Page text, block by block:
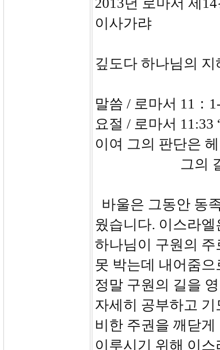
이사가랴
깊도다 하나님의 지
말씀 / 로마서 11：
요절 / 로마서
이여 그의 판
그의 길은 찾
바울은 그동안 동
웠습니다. 이스라
하나님이 구원의
못 박는데 내어줌
정말 구원의 길을
자세히 공부하고
비한 주권을 깨닫
이루시기 위해 이